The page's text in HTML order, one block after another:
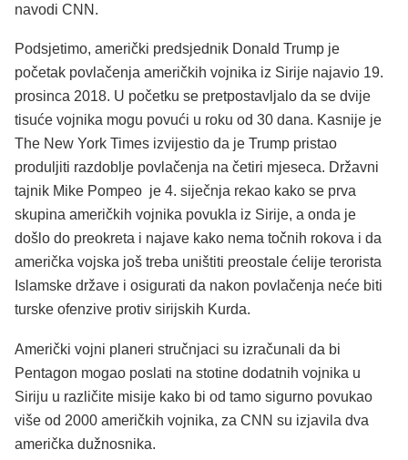
navodi CNN.
Podsjetimo, američki predsjednik Donald Trump je
početak povlačenja američkih vojnika iz Sirije najavio 19.
prosinca 2018. U početku se pretpostavljalo da se dvije
tisuće vojnika mogu povući u roku od 30 dana. Kasnije je
The New York Times izvijestio da je Trump pristao
produljiti razdoblje povlačenja na četiri mjeseca. Državni
tajnik Mike Pompeo je 4. siječnja rekao kako se prva
skupina američkih vojnika povukla iz Sirije, a onda je
došlo do preokreta i najave kako nema točnih rokova i da
američka vojska još treba uništiti preostale ćelije terorista
Islamske države i osigurati da nakon povlačenja neće biti
turske ofenzive protiv sirijskih Kurda.
Američki vojni planeri stručnjaci su izračunali da bi
Pentagon mogao poslati na stotine dodatnih vojnika u
Siriju u različite misije kako bi od tamo sigurno povukao
više od 2000 američkih vojnika, za CNN su izjavila dva
američka dužnosnika.